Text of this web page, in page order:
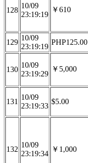
128
10/09
23:19:19
￥610
129
10/09
23:19:19
PHP125.00
130
10/09
23:19:29
￥5,000
131
10/09
23:19:33
$5.00
132
10/09
23:19:34
￥1,000